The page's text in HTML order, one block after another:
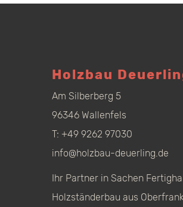
Holzbau
Am Silberberg 5
96346 Wallenfels
T: +49 9262 97030
info@holzbau-deuerling.de
Ihr Partner in Sachen
Holzständerbau aus